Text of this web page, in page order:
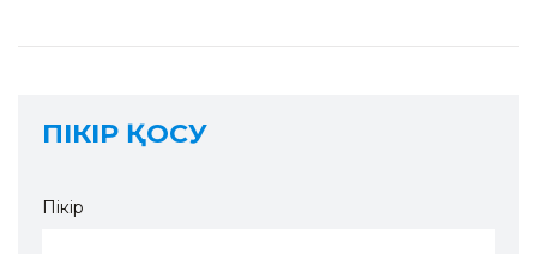
ПІКІР ҚОСУ
Пікір